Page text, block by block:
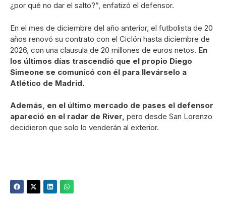
¿por qué no dar el salto?”, enfatizó el defensor.
En el mes de diciembre del año anterior, el futbolista de 20
años renovó su contrato con el Ciclón hasta diciembre de
2026, con una clausula de 20 millones de euros netos. En
los últimos días trascendió que el propio Diego
Simeone se comunicó con él para llevárselo a
Atlético de Madrid.
Además, en el último mercado de pases el defensor
apareció en el radar de River, pero desde San Lorenzo
decidieron que solo lo venderán al exterior.